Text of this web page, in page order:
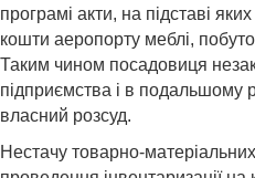
програмі акти, на підставі
кошти аеропорту меблі,
Таким чином посадовиця
підприємства і в подальшому
власний розсуд.
Нестачу товарно-